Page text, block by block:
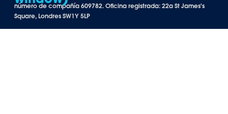
número de compañía 609782. Oficina registrada: 22a St James's
Square, Londres SW1Y 5LP